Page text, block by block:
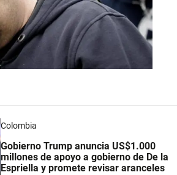
Colombia
Gobierno Trump anuncia US$1.000
millones de apoyo a gobierno de De la
Espriella y promete revisar aranceles